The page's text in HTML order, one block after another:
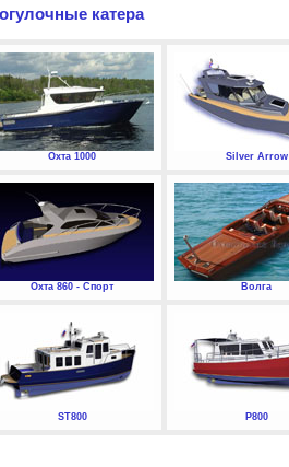
катера
Охта 1000 Silver Arrow
Охта 860 - Спорт Волга
ST800 P800